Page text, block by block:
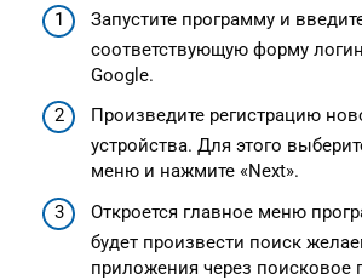
Запустите программу и
соответствующую форму
Google.
Произведите регистрацию
устройства. Для этого
меню и нажмите «Next».
Откроется главное меню
будет произвести поиск
приложения через поисковое